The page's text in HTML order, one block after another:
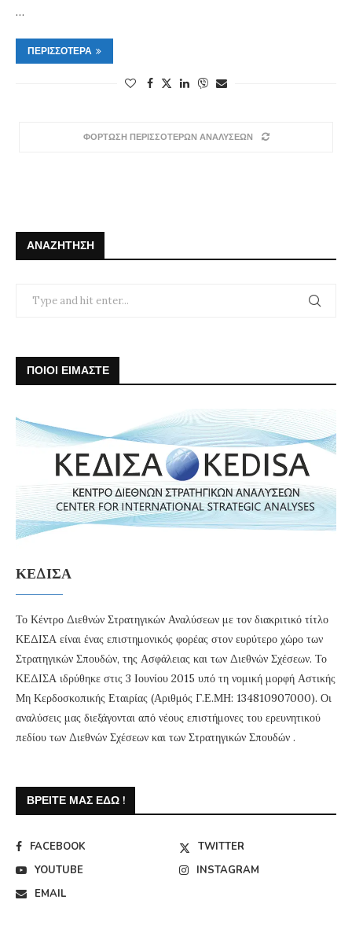
…
ΠΕΡΙΣΣΌΤΕΡΑ
ΦΟΡΤΩΣΗ ΠΕΡΙΣΣΟΤΕΡΩΝ ΑΝΑΛΥΣΕΩΝ
ΑΝΑΖΉΤΗΣΗ
ΠΟΙΟΙ ΕΙΜΑΣΤΕ
ΚΕΔΙΣΑ
Το Κέντρο Διεθνών Στρατηγικών Αναλύσεων με τον διακριτικό τίτλο
ΚΕΔΙΣΑ είναι ένας επιστημονικός φορέας στον ευρύτερο χώρο των
Στρατηγικών Σπουδών, της Ασφάλειας και των Διεθνών Σχέσεων. Το
ΚΕΔΙΣΑ ιδρύθηκε στις 3 Ιουνίου 2015 υπό τη νομική μορφή Αστικής
Μη Κερδοσκοπικής Εταιρίας (Αριθμός Γ.Ε.ΜΗ: 134810907000). Οι
αναλύσεις μας διεξάγονται από νέους επιστήμονες του ερευνητικού
πεδίου των Διεθνών Σχέσεων και των Στρατηγικών Σπουδών .
ΒΡΕΊΤΕ ΜΑΣ ΕΔΏ !
FACEBOOK
TWITTER
YOUTUBE
INSTAGRAM
EMAIL